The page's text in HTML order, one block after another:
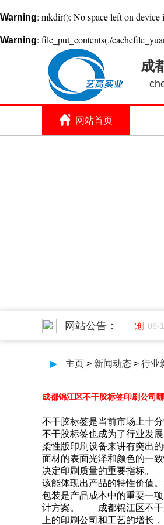
Warning: mkdir(): No space left on device
Warning: file_put_contents(./
成
网站首页
网站公告：
成都纺织高等专科学院创 06-
▶ 主页 > 新闻动态 > 行业
成都锦江区不干胶标签印刷公司
不干胶标签是当前市场上十
不干胶标签也成为了行业发
柔性版印刷设备来讲有突出
面材的表面光泽和颜色的一
决定印刷质量的重要指标
该能体现出产品的特性价值
包装是产品成本中的重要一
计方案。 成都锦江区不干胶
上的印刷公司和工艺的增长